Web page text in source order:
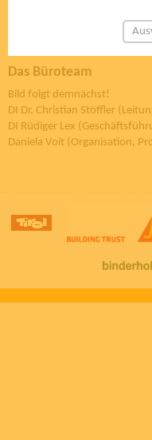
Das Büroteam
Bild folgt demnächst!
DI Dr. Christian Stöffler
DI Rüdiger Lex
Daniela Voit (Organisation,